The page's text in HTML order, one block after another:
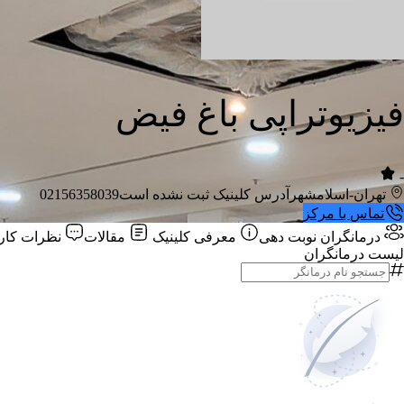
فیزیوتراپی باغ فیض
-
تهران-اسلامشهر آدرس کلینیک ثبت نشده است02156358039
تماس با مرکز
درمانگران نوبت دهی معرفی کلینیک مقالات
نظرات
لیست درمانگران